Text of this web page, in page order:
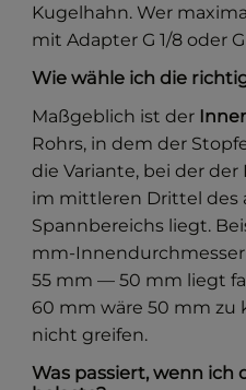
Kugelhahn. Wer
mit Adapter G 1/8 oder G
Wie wähle ich die
Maßgeblich ist der
Rohrs, in dem der
die Variante, bei der
im mittleren Drittel des
Spannbereichs liegt.
mm-Innendurchmesser
55 mm — 50 mm liegt
60 mm wäre 50 mm zu
nicht greifen.
Was passiert, wenn ich